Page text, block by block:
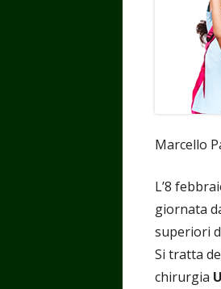
Marcello
L’8
giornata
superiori
Si tratta
chirurgia